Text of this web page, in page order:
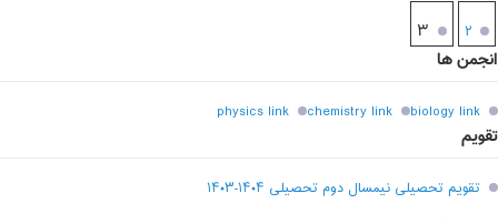
۲ ۳
انجمن ها
biology link
chemistry link
physics link
تقویم
تقویم تحصیلی نیمسال دوم تحصیلی ۱۴۰۴-۱۴۰۳